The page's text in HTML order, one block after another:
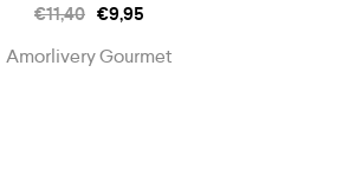
€11,40 €9,95
Amorlivery Gourmet